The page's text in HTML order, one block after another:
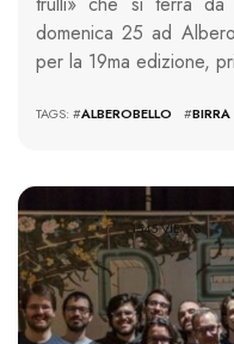
domenica 25 ad
per la 19ma edizione,
TAGS: #ALBEROBELLO #
1545 VIEWS